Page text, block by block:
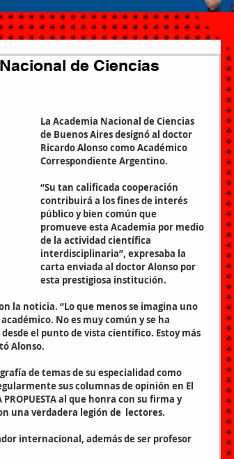
de Ciencias
La Academia Nacional de Ciencias
de Buenos Aires designó al doctor
Ricardo Alonso como Académico
Correspondiente Argentino.
“Su tan calificada cooperación
contribuirá a los fines de interés
público y bien común que
promueve esta Academia por medio
de la actividad científica
interdisciplinaria”, expresaba la
carta enviada al doctor Alonso por
esta prestigiosa institución.
la noticia. “Lo que menos se imagina uno
No es muy común y se ha
el punto de vista científico. Estoy más
Alonso.
de temas de su especialidad como
sus columnas de opinión en El
al que honra con su firma y
una verdadera legión de  lectores.
internacional, además de ser profesor